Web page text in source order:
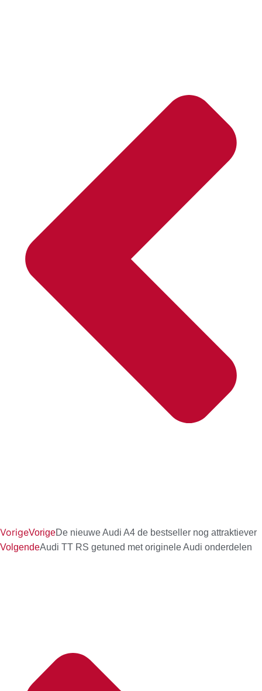
VorigeVorigeDe nieuwe Audi A4 de bestseller nog attraktiever
VolgendeAudi TT RS getuned met originele Audi onderdelen